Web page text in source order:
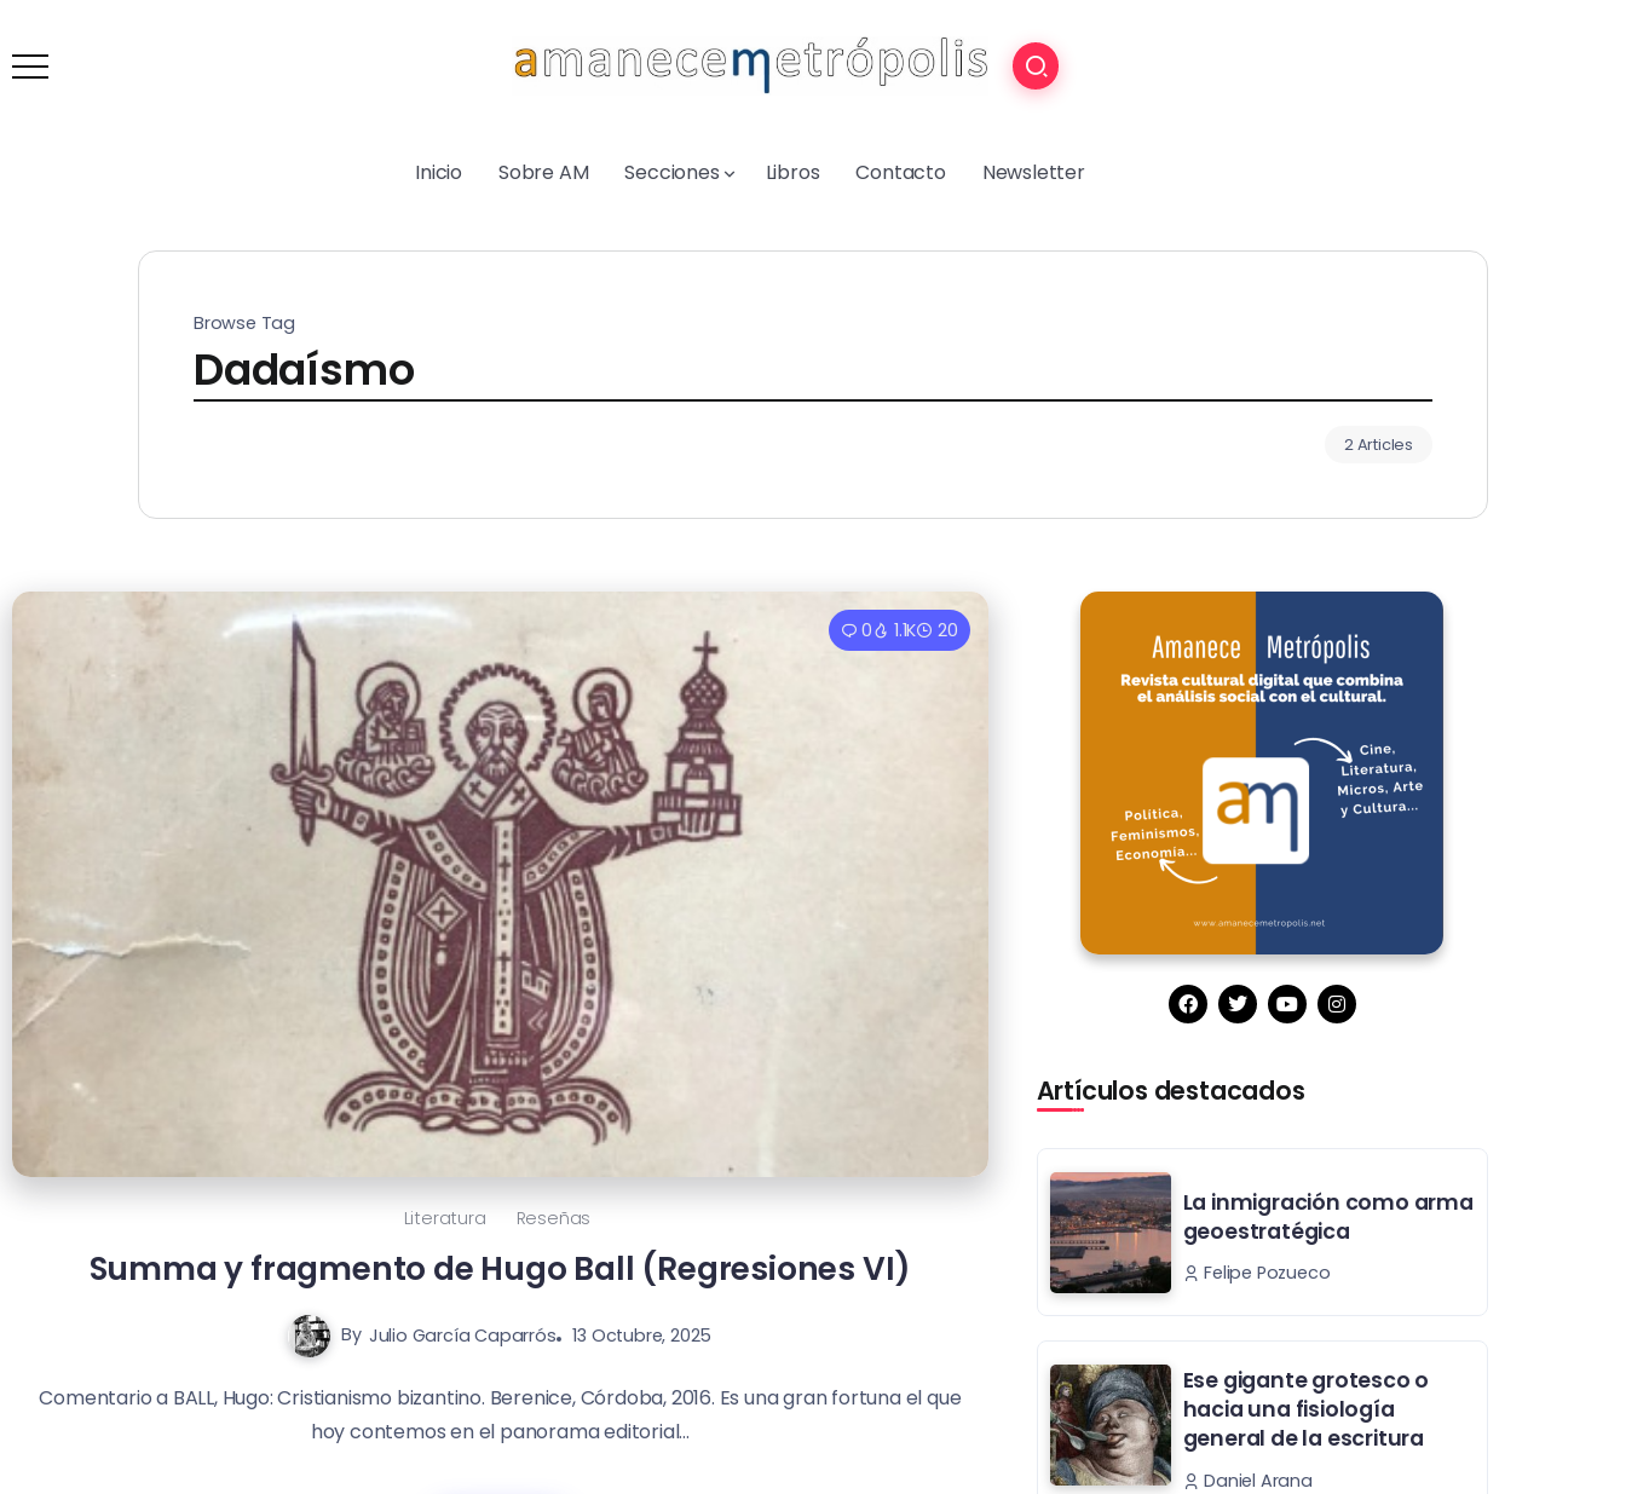
Inicio Sobre AM Secciones Libros Contacto Newsletter
Browse Tag
Dadaísmo
2 Articles
0 1.1K 20
Literatura Reseñas
Summa y fragmento de Hugo Ball (Regresiones VI)
By Julio García Caparrós 13 Octubre, 2025
Comentario a BALL, Hugo: Cristianismo bizantino. Berenice, Córdoba, 2016. Es una gran fortuna el que
hoy contemos en el panorama editorial...
Artículos destacados
La inmigración como arma
geoestratégica
Felipe Pozueco
Ese gigante grotesco o
hacia una fisiología
general de la escritura
Daniel Arana